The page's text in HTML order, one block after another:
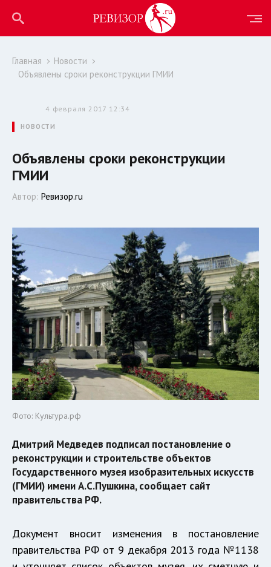
Главная
Новости
Объявлены сроки реконструкции ГМИИ
4 февраля 2017 12:34
НОВОСТИ
Объявлены сроки реконструкции
ГМИИ
Автор: Ревизор.ru
Фото: Культура.рф
Дмитрий Медведев подписал постановление о
реконструкции и строительстве объектов
Государственного музея изобразительных искусств
(ГМИИ) имени А.С.Пушкина, сообщает сайт
правительства РФ.
Документ вносит изменения в постановление
правительства РФ от 9 декабря 2013 года №1138